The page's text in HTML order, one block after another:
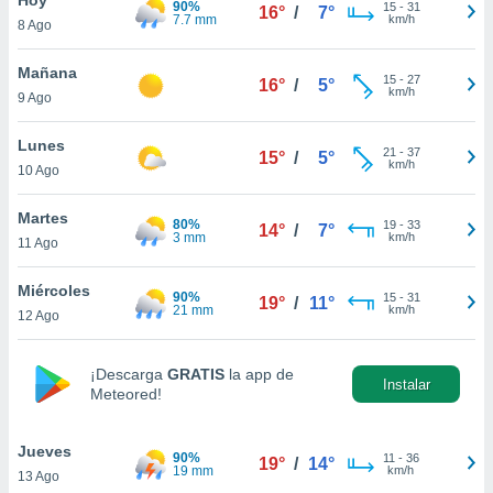
en
más
nuestra
de
aceptar
de
8 Ago
90%
7.7 mm
16° / 7° 15- 31
km/h
Mañana
9 Ago
16° / 5° 15- 27
km/h
Lunes
10 Ago
15° / 5° 21 - 37
km/h
Martes
11 Ago
80%
3 mm
14° / 7° 19- 33
km/h
Miércoles
12 Ago
90%
21 mm
19° / 11° 15- 31
km/h
¡Descarga GRATIS la app de
Meteored!
Instalar
Jueves
13 Ago
90%
19 mm
19° / 14° 11 - 36
km/h